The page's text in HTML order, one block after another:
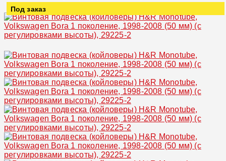
Под заказ